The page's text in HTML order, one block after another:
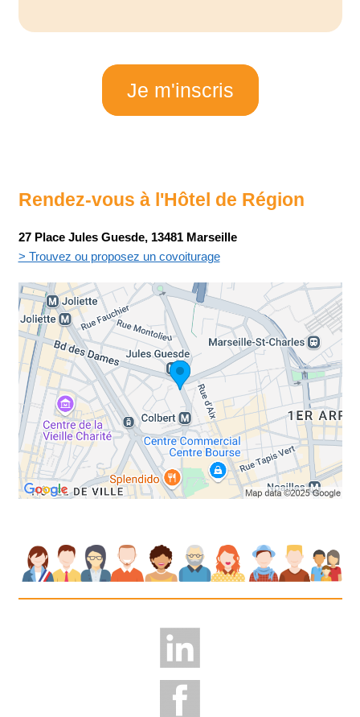
Je m'inscris
Rendez-vous à l'Hôtel de Région
27 Place Jules Guesde, 13481 Marseille
> Trouvez ou proposez un covoiturage